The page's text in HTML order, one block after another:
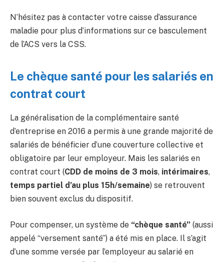
N’hésitez pas à contacter votre caisse d’assurance
maladie pour plus d’informations sur ce basculement
de l’ACS vers la CSS.
Le chèque santé pour les salariés en
contrat court
La généralisation de la complémentaire santé
d’entreprise en 2016 a permis à une grande majorité de
salariés de bénéficier d’une couverture collective et
obligatoire par leur employeur. Mais les salariés en
contrat court (CDD de moins de 3 mois, intérimaires,
temps partiel d’au plus 15h/semaine) se retrouvent
bien souvent exclus du dispositif.
Pour compenser, un système de “chèque santé” (aussi
appelé “versement santé”) a été mis en place. Il s’agit
d’une somme versée par l’employeur au salarié en